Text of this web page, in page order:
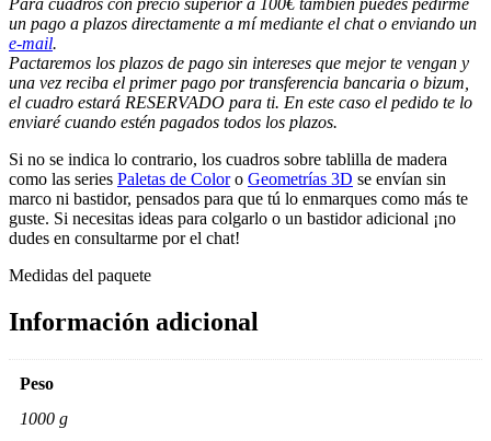
un pago a plazos directamente a mí mediante el chat o enviando un
e-mail.
Pactaremos los plazos de pago sin intereses que mejor te vengan y
una vez reciba el primer pago por transferencia bancaria o bizum,
el cuadro estará RESERVADO para ti. En este caso el pedido te lo
enviaré cuando estén pagados todos los plazos.
Si no se indica lo contrario, los cuadros sobre tablilla de madera
como las series Paletas de Coloro Geometrías 3D se envían sin
marco ni bastidor, pensados para que tú lo enmarques como más te
guste. Si necesitas ideas para colgarlo o un bastidor adicional ¡no
dudes en consultarme por el chat!
Medidas del paquete
Información adicional
Peso
1000 g